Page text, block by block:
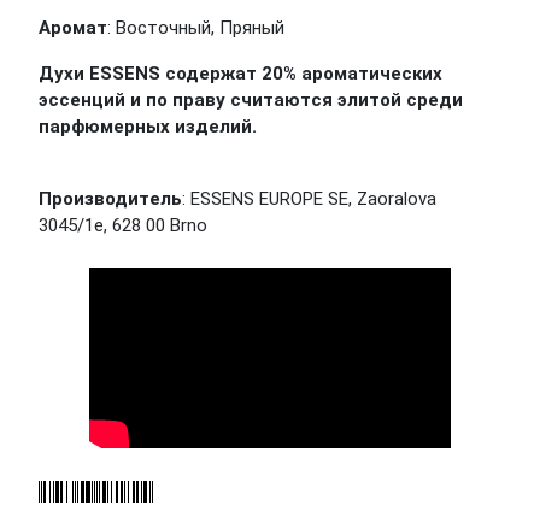
Аромат: Восточный, Пряный
Духи ESSENS содержат 20% ароматических
эссенций и по праву считаются элитой среди
парфюмерных изделий.
Производитель: ESSENS EUROPE SE, Zaoralova
3045/1e, 628 00 Brno